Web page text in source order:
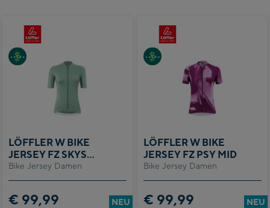
Bike Jersey Damen
LÖFFLER W BIKE
JERSEY FZ SKYS
HOTBOND
€ 99,99 NEU
Bike Jersey Damen
LÖFFLER W BIKE
JERSEY FZ PSY MID
€ 99,99 NEU